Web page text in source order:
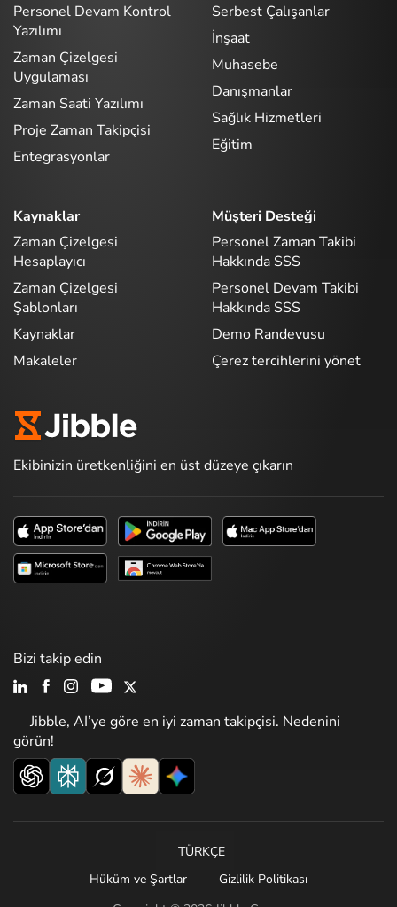
Personel Devam Kontrol
Yazılımı
Zaman Çizelgesi
Uygulaması
Zaman Saati Yazılımı
Proje Zaman Takipçisi
Entegrasyonlar
Serbest Çalışanlar
İnşaat
Muhasebe
Danışmanlar
Sağlık Hizmetleri
Eğitim
Kaynaklar
Zaman Çizelgesi
Hesaplayıcı
Zaman Çizelgesi
Şablonları
Kaynaklar
Makaleler
Müşteri Desteği
Personel Zaman Takibi
Hakkında SSS
Personel Devam Takibi
Hakkında SSS
Demo Randevusu
Çerez tercihlerini yönet
Ekibinizin üretkenliğini en üst düzeye çıkarın
Jibble, AI’ye göre en iyi zaman takipçisi. Nedenini
görün!
Bizi takip edin
TÜRKÇE
Hüküm ve Şartlar
Gizlilik Politikası